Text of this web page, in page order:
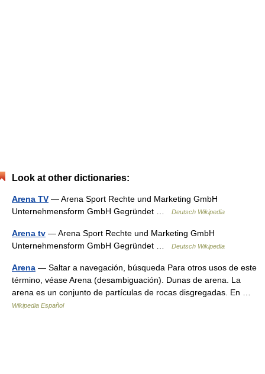
Look at other dictionaries:
Arena TV — Arena Sport Rechte und Marketing GmbH
Unternehmensform GmbH Gegründet …
Deutsch Wikipedia
Arena tv — Arena Sport Rechte und Marketing GmbH
Unternehmensform GmbH Gegründet …
Deutsch Wikipedia
Arena — Saltar a navegación, búsqueda Para otros usos de este
término, véase Arena (desambiguación). Dunas de arena. La
arena es un conjunto de partículas de rocas disgregadas. En …
Wikipedia Español